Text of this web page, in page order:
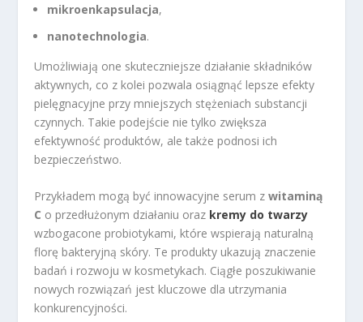
mikroenkapsulacja,
nanotechnologia.
Umożliwiają one skuteczniejsze działanie składników
aktywnych, co z kolei pozwala osiągnąć lepsze efekty
pielęgnacyjne przy mniejszych stężeniach substancji
czynnych. Takie podejście nie tylko zwiększa
efektywność produktów, ale także podnosi ich
bezpieczeństwo.
Przykładem mogą być innowacyjne serum zwitaminą
C o przedłużonym działaniu oraz kremy do twarzy
wzbogacone probiotykami, które wspierają naturalną
florę bakteryjną skóry. Te produkty ukazują znaczenie
badań i rozwoju w kosmetykach. Ciągłe poszukiwanie
nowych rozwiązań jest kluczowe dla utrzymania
konkurencyjności.